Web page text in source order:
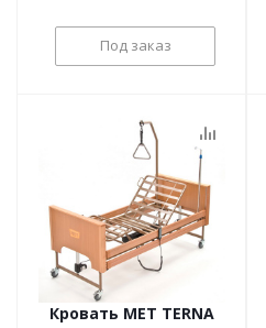
Под заказ
Кровать MET TERNA